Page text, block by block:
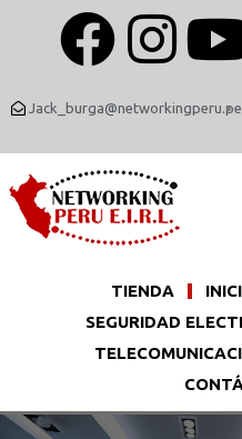
Jack_burga@networkingperu.pe
TIENDA
SEGURIDAD